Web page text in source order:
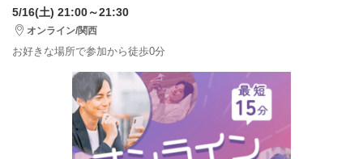
5/16(土) 21:00～21:30
オンライン/関西
お好きな場所で参加から徒歩0分